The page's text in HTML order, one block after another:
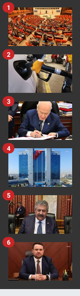
1
2
3
4
5
6